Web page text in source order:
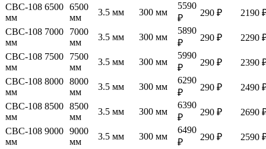
СВС-108 6500
мм
6500
мм
3.5 мм 300 мм
5590
₽
290 ₽
2190
СВС-108 7000
мм
7000
мм
3.5 мм 300 мм
5890
₽
290 ₽
2290
СВС-108 7500
мм
7500
мм
3.5 мм 300 мм
5990
₽
290 ₽
2390
СВС-108 8000
мм
8000
мм
3.5 мм 300 мм
6290
₽
290 ₽
2490
СВС-108 8500
мм
8500
мм
3.5 мм 300 мм
6390
₽
290 ₽
2690
СВС-108 9000
мм
9000
мм
3.5 мм 300 мм
6490
₽
290 ₽
2590